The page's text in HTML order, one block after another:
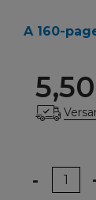
A 160-
Menge
-